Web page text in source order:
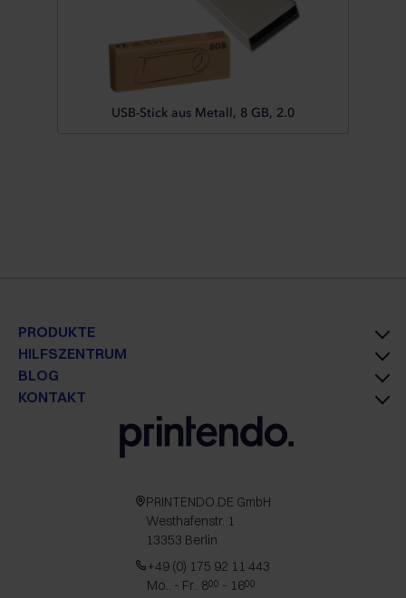
USB-Stick aus Metall, 8 GB, 2.0
PRODUKTE
HILFSZENTRUM
BLOG
KONTAKT
PRINTENDO.DE GmbH
Westhafenstr. 1
13353 Berlin
+49 (0) 175 92 11 443
Mo.. - Fr.. 800 - 1600